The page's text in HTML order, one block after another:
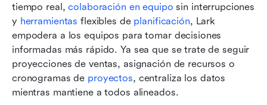
tiempo real, colaboración en equipo sin interrupciones
y herramientas flexibles de planificación, Lark
empodera a los equipos para tomar decisiones
informadas más rápido. Ya sea que se trate de seguir
proyecciones de ventas, asignación de recursos o
cronogramas de proyectos, centraliza los datos
mientras mantiene a todos alineados.